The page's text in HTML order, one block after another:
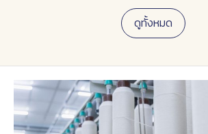
ดูทั้งหมด